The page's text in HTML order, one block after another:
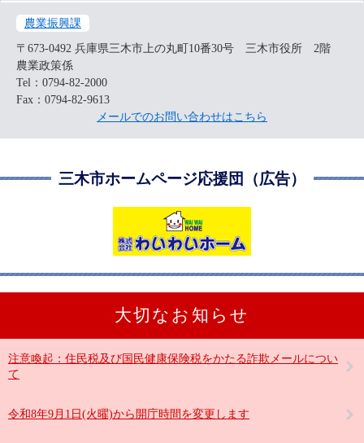
農業振興課
〒673-0492 兵庫県三木市上の丸町10番30号 三木市役所 2階
農業政策係
Tel：0794-82-2000
Fax：0794-82-9613
メールでのお問い合わせはこちら
三木市ホームページ応援団（広告）
大切なお知らせ
注意喚起：住民税及び国民健康保険税をかたる詐欺メールについ
て
令和8年9月1日(火曜)から開庁時間を変更します